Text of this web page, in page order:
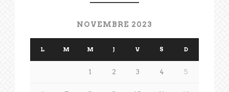
NOVEMBRE 2023
L M M J V S D
1 2 3 4 5